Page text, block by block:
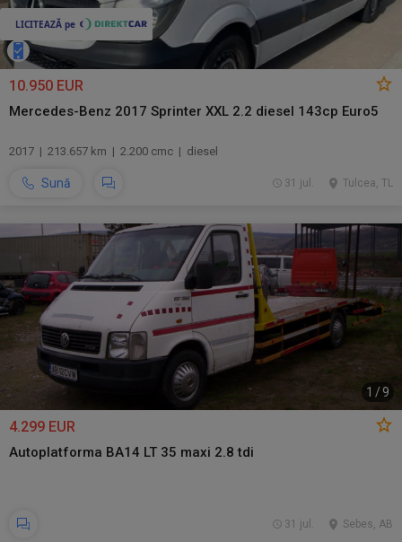
10.950 EUR
Mercedes-Benz 2017 Sprinter XXL 2.2 diesel 143cp Euro5
2017 | 213.657 km | 2.200 cmc | diesel
Sună Tulcea, TL
31 jul.
1 /9
4.299 EUR
Autoplatforma BA14 LT 35 maxi 2.8 tdi
Sebes, AB
31 jul.